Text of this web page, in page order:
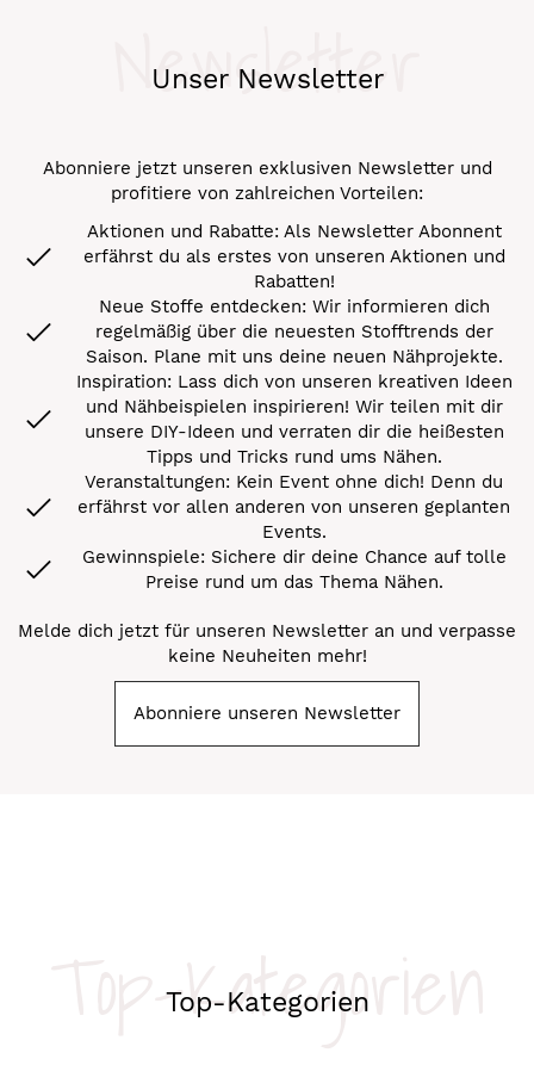
Unser Newsletter
Newsletter
Abonniere jetzt unseren exklusiven Newsletter und
profitiere von zahlreichen Vorteilen:
Aktionen und Rabatte: Als Newsletter Abonnent
erfährst du als erstes von unseren Aktionen und
Rabatten!
Neue Stoffe entdecken: Wir informieren dich
regelmäßig über die neuesten Stofftrends der
Saison. Plane mit uns deine neuen Nähprojekte.
Inspiration: Lass dich von unseren kreativen Ideen
und Nähbeispielen inspirieren! Wir teilen mit dir
unsere DIY-Ideen und verraten dir die heißesten
Tipps und Tricks rund ums Nähen.
Veranstaltungen: Kein Event ohne dich! Denn du
erfährst vor allen anderen von unseren geplanten
Events.
Gewinnspiele: Sichere dir deine Chance auf tolle
Preise rund um das Thema Nähen.
Melde dich jetzt für unseren Newsletter an und verpasse
keine Neuheiten mehr!
Abonniere unseren Newsletter
Top-Kategorien
Top-Kategorien